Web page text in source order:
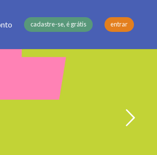
cadastre-se, é grátis entrar